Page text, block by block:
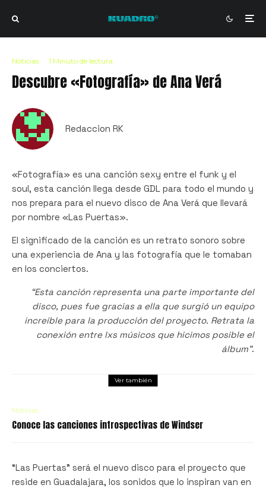
Noticias · 1 Minuto de lectura
Descubre «Fotografía» de Ana Verá
Redaccion RK
«Fotografía» es una canción sexy entre el funk y el
soul, esta canción llega desde GDL para todo el mundo y
nos prepara para el nuevo disco de Ana Verá que llevará
por nombre «Las Puertas».
El significado de la canción es un retrato sonoro sobre
una experiencia de Ana y las fotografía que le tomaban
en los conciertos.
“Esta canción representa una parte importante del
disco, pues fue gracias a ella que surgió un equipo
increíble para la producción del proyecto. Retrata la
conexión entre lxs músicos que hicimos posible el
álbum”.
Ver también
Noticias
Conoce las canciones introspectivas de Windser
“Las Puertas” será el nuevo disco para el proyecto que
reside en Guadalajara, los sonidos que lo inspiran van en